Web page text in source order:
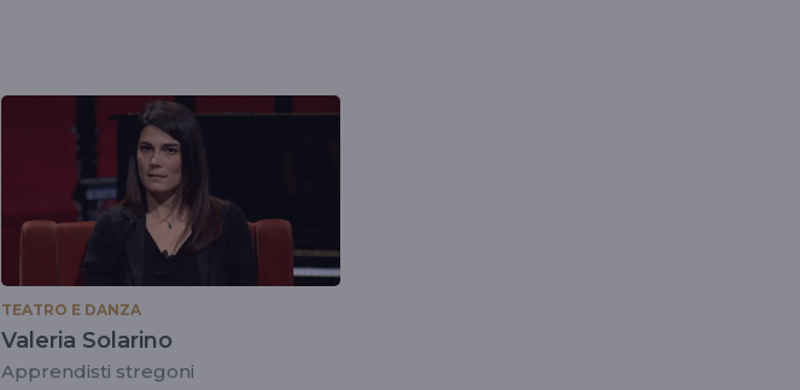
TEATRO E DANZA
Valeria Solarino
Apprendisti stregoni